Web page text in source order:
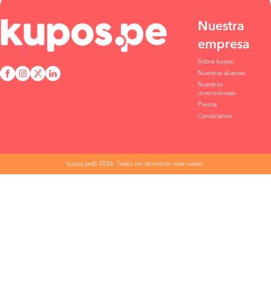
Nuestra
empresa
Sobre kupos
Nuestras alianzas
Nuestros
inversionistas
Prensa
Contáctanos
kupos.pe© 2026. Todos los derechos reservados.